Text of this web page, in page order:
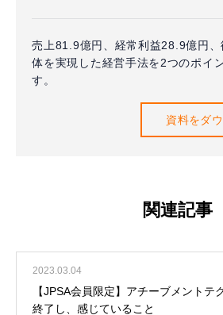
売上81.9億円、経常利益28.9億円
体を実現した経営手法を2つのポイ
す。
資料をダ
関連記事
2023.03.04
【JPSA会員限定】アチーブメントテ
終了し、感じていること